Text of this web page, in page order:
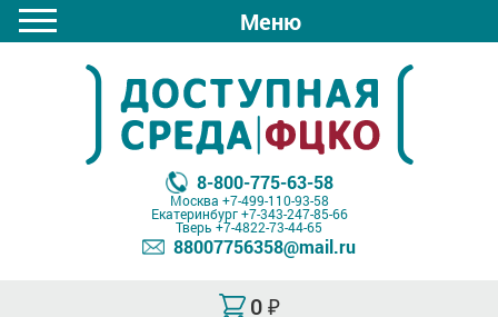
Меню
8-800-775-63-58
Москва +7-499-110-93-58
Екатеринбург+7-343-247-85-66
Тверь +7-4822-73-44-65
88007756358@mail.ru
0 ₽